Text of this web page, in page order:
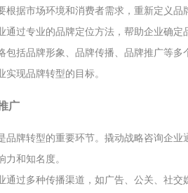
根据市场环境和消费者需求，重新定义品
通过专业的品牌定位方法，帮助企业确
包括品牌形象、品牌传播、品牌推广等
实现品牌转型的目标。
广
品牌转型的重要环节。撬动战略咨询企
力和知名度。
通过多种传播渠道，如广告、公关、社